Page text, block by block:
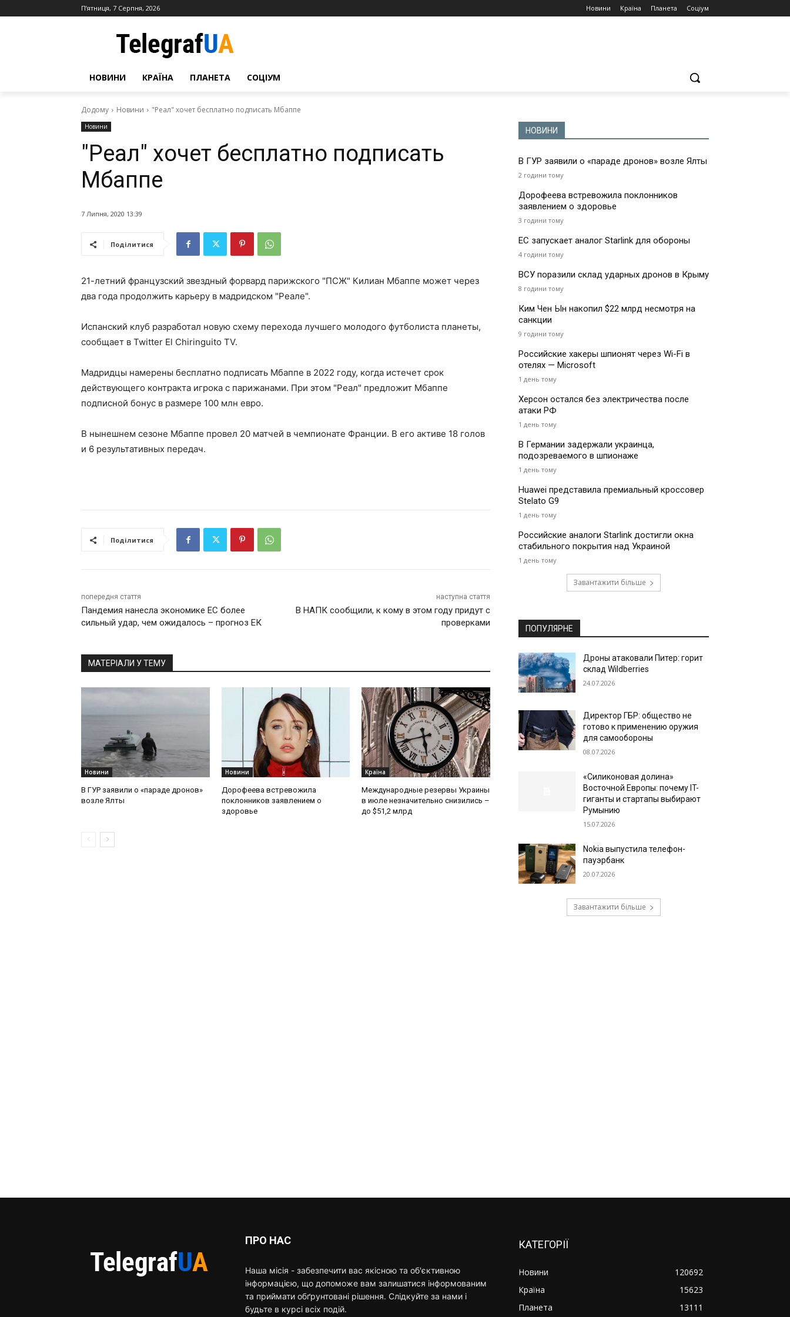
П’ятниця, 7 Серпня, 2026 Новини Країна Планета Соціум
НОВИНИ КРАЇНА ПЛАНЕТА СОЦІУМ
Додому Новини "Реал" хочет бесплатно подписать Мбаппе
Новини
"Реал" хочет бесплатно подписать
Мбаппе
7 Липня, 2020 13:39
Поділитися
21-летний французский звездный форвард парижского "ПСЖ" Килиан Мбаппе может через
два года продолжить карьеру в мадридском "Реале".
Испанский клуб разработал новую схему перехода лучшего молодого футболиста планеты,
сообщает в Twitter El Chiringuito TV.
Мадридцы намерены бесплатно подписать Мбаппе в 2022 году, когда истечет срок
действующего контракта игрока с парижанами. При этом "Реал" предложит Мбаппе
подписной бонус в размере 100 млн евро.
В нынешнем сезоне Мбаппе провел 20 матчей в чемпионате Франции. В его активе 18 голов
и 6 результативных передач.
Поділитися
попередня стаття
Пандемия нанесла экономике ЕС более
сильный удар, чем ожидалось – прогноз ЕК
наступна стаття
В НАПК сообщили, к кому в этом году придут с
проверками
МАТЕРІАЛИ У ТЕМУ
Новини
В ГУР заявили о «параде дронов»
возле Ялты
Новини
Дорофеева встревожила
поклонников заявлением о
здоровье
Країна
Международные резервы Украины
в июле незначительно снизились –
до $51,2 млрд
НОВИНИ
В ГУР заявили о «параде дронов» возле Ялты
2 години тому
Дорофеева встревожила поклонников
заявлением о здоровье
3 години тому
ЕС запускает аналог Starlink для обороны
4 години тому
ВСУ поразили склад ударных дронов в Крыму
8 години тому
Ким Чен Ын накопил $22 млрд несмотря на
санкции
9 години тому
Российские хакеры шпионят через Wi-Fi в
отелях — Microsoft
1 день тому
Херсон остался без электричества после
атаки РФ
1 день тому
В Германии задержали украинца,
подозреваемого в шпионаже
1 день тому
Huawei представила премиальный кроссовер
Stelato G9
1 день тому
Российские аналоги Starlink достигли окна
стабильного покрытия над Украиной
1 день тому
Завантажити більше
ПОПУЛЯРНЕ
Дроны атаковали Питер: горит
склад Wildberries
24.07.2026
Директор ГБР: общество не
готово к применению оружия
для самообороны
08.07.2026
«Силиконовая долина»
Восточной Европы: почему IT-
гиганты и стартапы выбирают
Румынию
15.07.2026
Nokia выпустила телефон-
пауэрбанк
20.07.2026
Завантажити більше
ПРО НАС
Наша місія - забезпечити вас якісною та об'єктивною
інформацією, що допоможе вам залишатися інформованим
та приймати обґрунтовані рішення. Слідкуйте за нами і
будьте в курсі всіх подій.
КАТЕГОРІЇ
Новини
120692
Країна
15623
Планета
13111